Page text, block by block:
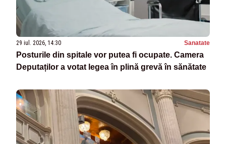
29 iul. 2026, 14:30 Sanatate
Posturile din spitale vor putea fi ocupate. Camera
Deputaților a votat legea în plină grevă în sănătate